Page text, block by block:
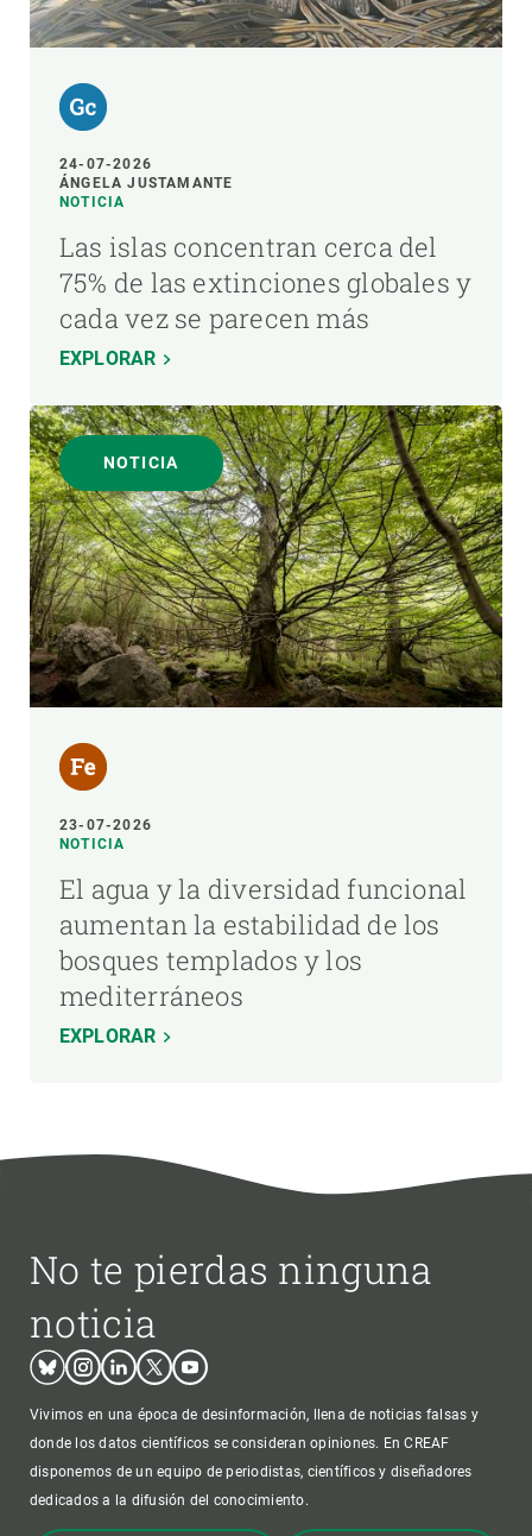
24-07-2026
ÁNGELA JUSTAMANTE
NOTICIA
Las islas concentran cerca del
75% de las extinciones globales y
cada vez se parecen más
EXPLORAR
NOTICIA
23-07-2026
NOTICIA
El agua y la diversidad funcional
aumentan la estabilidad de los
bosques templados y los
mediterráneos
EXPLORAR
No te pierdas ninguna
noticia
BlueskyInstagram
LinkedinTwitterYoutube
Vivimos en una época de desinformación, llena de noticias falsas y
donde los datos científicos se consideran opiniones. En CREAF
disponemos de un equipo de periodistas, científicos y diseñadores
dedicados a la difusión del conocimiento.